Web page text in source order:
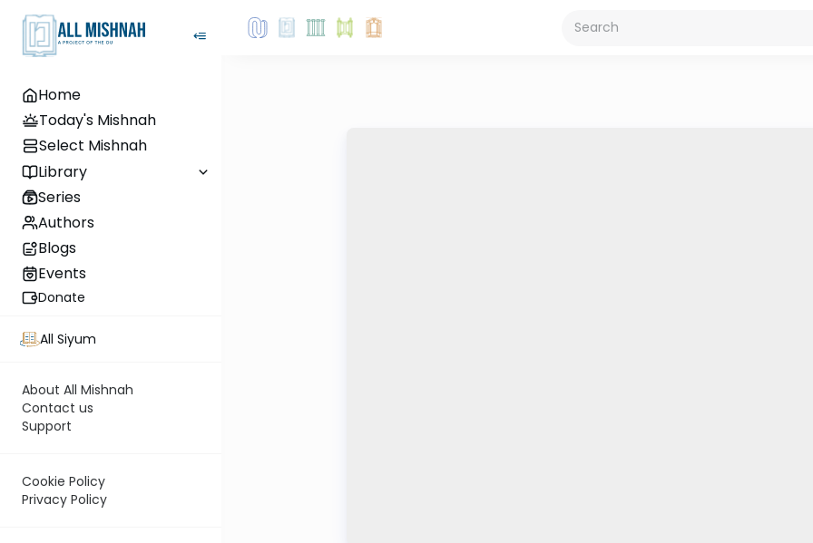
Home
Today's Mishnah
Select Mishnah
Library
Series
Authors
Blogs
Events
Donate
All Siyum
About All Mishnah
Contact us
Support
Cookie Policy
Privacy Policy